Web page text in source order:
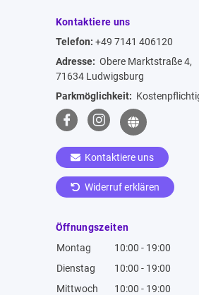
Kontaktiere uns
Telefon: +49 7141 406120
Adresse: Obere Marktstraße 4,
71634 Ludwigsburg
Parkmöglichkeit:
Kontaktiere uns
Widerruf erklären
Öffnungszeiten
Montag
10:00 - 19:00
Dienstag
10:00 - 19:00
Mittwoch
10:00 - 19:00